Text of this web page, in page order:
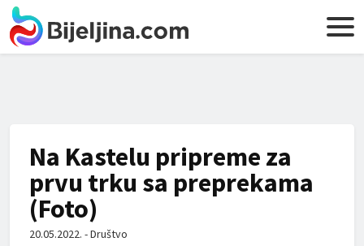
Na Kastelu pripreme za
prvu trku sa preprekama
(Foto)
20.05.2022. - Društvo